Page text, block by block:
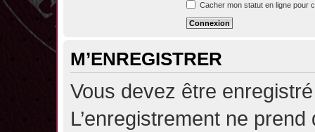
Cacher mon statut en ligne pour
M’ENREGISTRER
Vous devez être
L’enregistrement ne